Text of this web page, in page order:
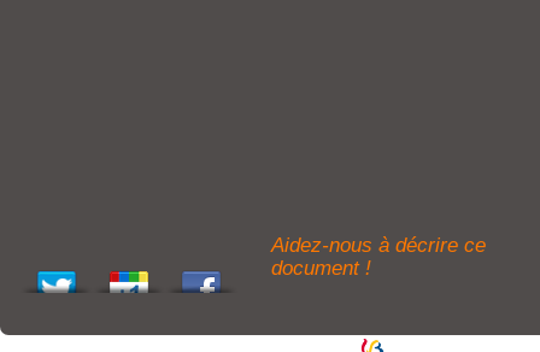
Aidez-nous à décrire ce
document !